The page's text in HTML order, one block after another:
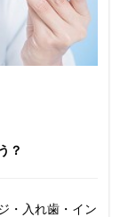
？
・入れ歯・イン